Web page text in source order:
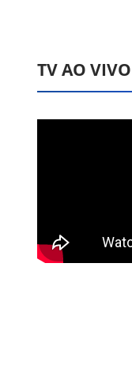
TV AO VIVO